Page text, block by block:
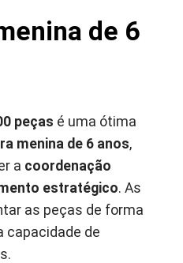
de 6
peças é uma ótima
menina de 6 anos,
a coordenação
estratégico. As
as peças de forma
capacidade de